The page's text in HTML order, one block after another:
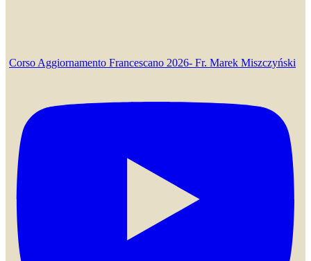
Corso Aggiornamento Francescano 2026- Fr. Marek Miszczyński